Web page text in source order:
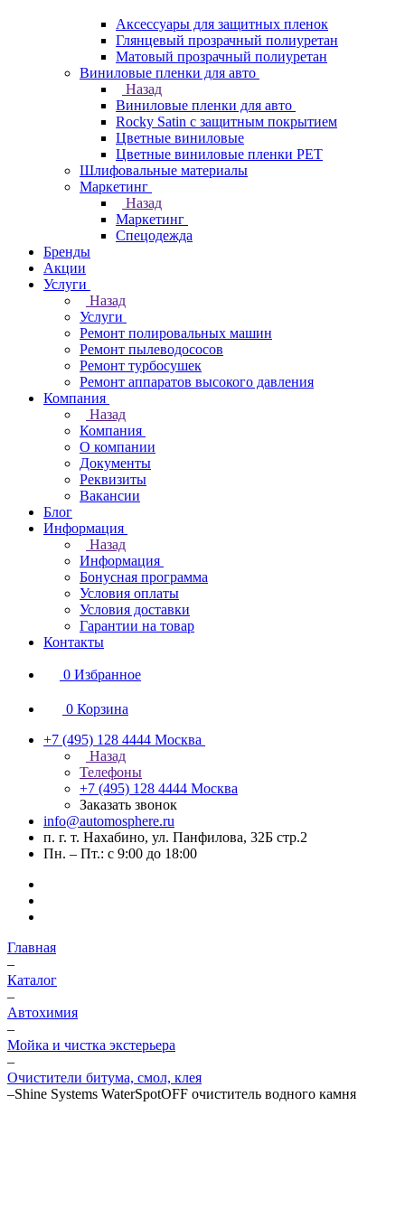
Аксессуары для защитных пленок
Глянцевый прозрачный полиуретан
Матовый прозрачный полиуретан
Виниловые пленки для авто
Назад
Виниловые пленки для авто
Rocky Satin с защитным покрытием
Цветные виниловые
Цветные виниловые пленки PET
Шлифовальные материалы
Маркетинг
Назад
Маркетинг
Спецодежда
Бренды
Акции
Услуги
Назад
Услуги
Ремонт полировальных машин
Ремонт пылеводососов
Ремонт турбосушек
Ремонт аппаратов высокого давления
Компания
Назад
Компания
О компании
Документы
Реквизиты
Вакансии
Блог
Информация
Назад
Информация
Бонусная программа
Условия оплаты
Условия доставки
Гарантии на товар
Контакты
0 Избранное
0 Корзина
+7 (495) 128 4444 Москва
Назад
Телефоны
+7 (495) 128 4444 Москва
Заказать звонок
info@automosphere.ru
п. г. т. Нахабино, ул. Панфилова, 32Б стр.2
Пн. – Пт.: с 9:00 до 18:00
Главная
–
Каталог
–
Автохимия
–
Мойка и чистка экстерьера
–
Очистители битума, смол, клея
–Shine Systems WaterSpotOFF очиститель водного камня